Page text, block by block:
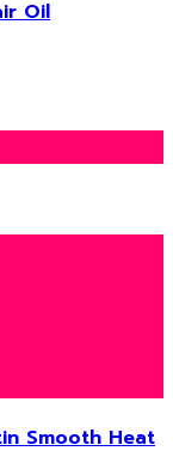
Oil
Smooth Heat